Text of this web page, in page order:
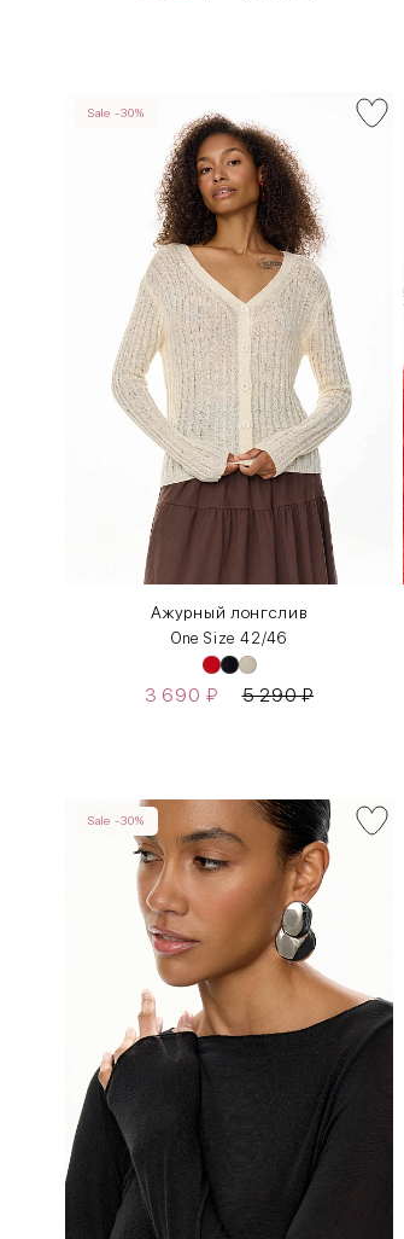
Sale -30%
Ажурный лонгслив
One Size 42/46
3 690 ₽ 5 290₽
Sale -30%
RUS
42-44
44-46
46-48